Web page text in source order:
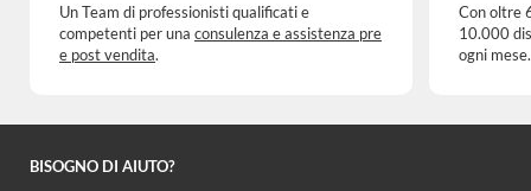
Un Team di professionisti qualificati e
competenti per una consulenza e assistenza pre
e post vendita.
Con oltre
10.000
ogni mese.
BISOGNO DI AIUTO?